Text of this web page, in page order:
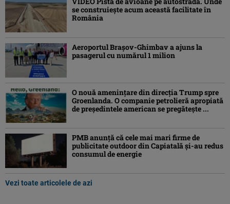
se construiește acum această facilitate în
România
Aeroportul Brașov-Ghimbav a ajuns la
pasagerul cu numărul 1 milion
O nouă amenințare din direcția Trump spre
Groenlanda. O companie petrolieră apropiată
de președintele american se pregătește ...
PMB anunță că cele mai mari firme de
publicitate outdoor din Capiatală și-au redus
consumul de energie
Vezi toate articolele de azi